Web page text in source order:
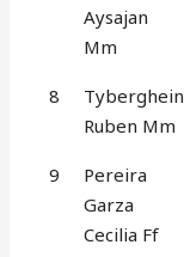
Aysajan
Mm
8
Tyberghein
Ruben Mm
9
Pereira
Garza
Cecilia Ff